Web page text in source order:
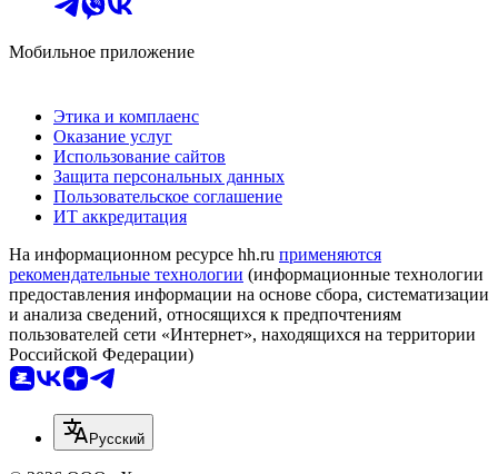
Мобильное приложение
Этика и комплаенс
Оказание услуг
Использование сайтов
Защита персональных данных
Пользовательское соглашение
ИТ аккредитация
На информационном ресурсе hh.ru применяются
рекомендательные технологии (информационные технологии
предоставления информации на основе сбора, систематизации
и анализа сведений, относящихся к предпочтениям
пользователей сети «Интернет», находящихся на территории
Российской Федерации)
Русский